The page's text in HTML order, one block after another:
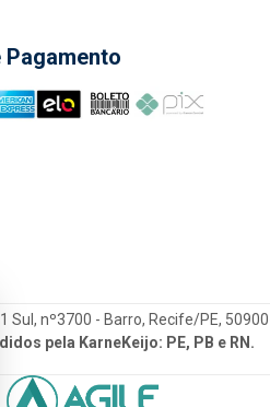
Pagamento
Sul, nº3700 - Barro, Recife/PE,
pela KarneKeijo: PE, PB e RN.